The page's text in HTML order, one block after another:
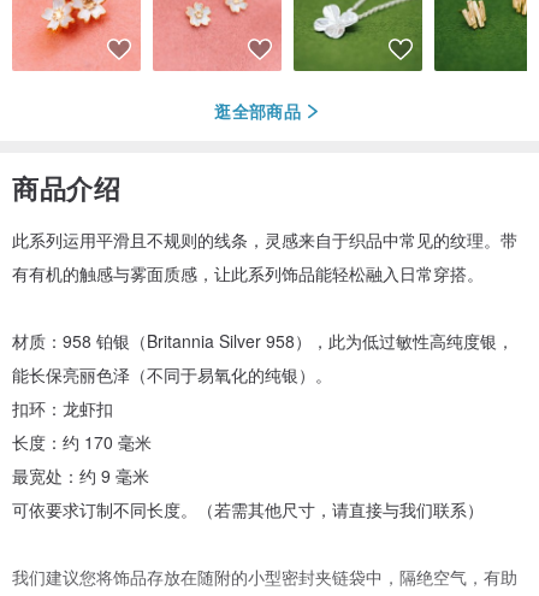
逛全部商品
商品介绍
此系列运用平滑且不规则的线条，灵感来自于织品中常见的纹理。带
有有机的触感与雾面质感，让此系列饰品能轻松融入日常穿搭。
材质：958 铂银（Britannia Silver 958），此为低过敏性高纯度银，
能长保亮丽色泽（不同于易氧化的纯银）。
扣环：龙虾扣
长度：约 170 毫米
最宽处：约 9 毫米
可依要求订制不同长度。（若需其他尺寸，请直接与我们联系）
我们建议您将饰品存放在随附的小型密封夹链袋中，隔绝空气，有助